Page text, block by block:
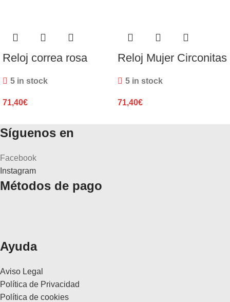
Reloj correa rosa
5 in stock
71,40€
Reloj Mujer Circonitas
5 in stock
71,40€
Síguenos en
Facebook
Instagram
Métodos de pago
Ayuda
Aviso Legal
Política de Privacidad
Política de cookies